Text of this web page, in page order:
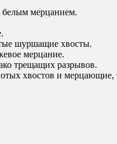
белым мерцанием.
шуршащие хвосты.
мерцание.
трещащих разрывов.
хвостов и